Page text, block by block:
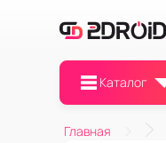
Каталог
Главная